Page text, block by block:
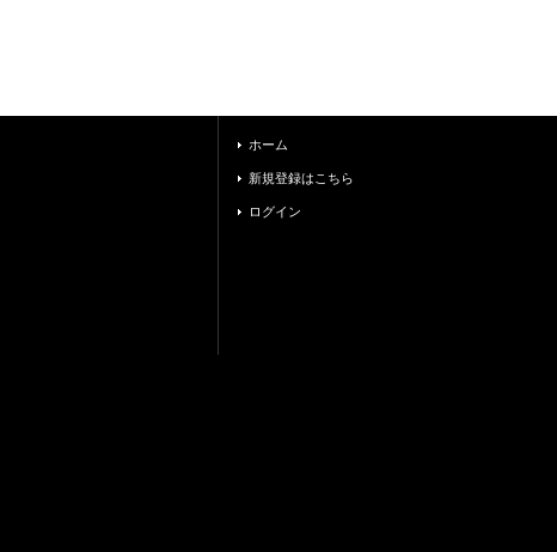
ホーム
新規登録はこちら
ログイン